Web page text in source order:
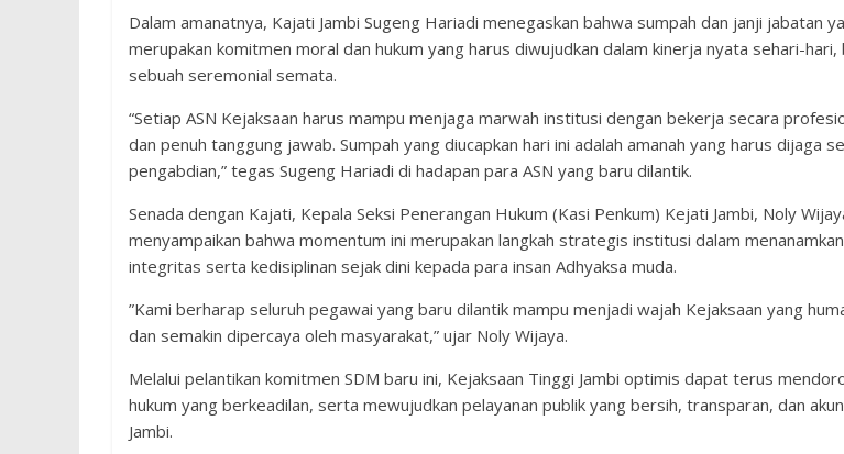
​Dalam amanatnya, Kajati Jambi Sugeng Hariadi menegaskan bahwa sumpah dan janji jabatan
merupakan komitmen moral dan hukum yang harus diwujudkan dalam kinerja nyata sehari-hari,
sebuah seremonial semata.
​“Setiap ASN Kejaksaan harus mampu menjaga marwah institusi dengan bekerja secara
dan penuh tanggung jawab. Sumpah yang diucapkan hari ini adalah amanah yang harus dijaga
pengabdian,” tegas Sugeng Hariadi di hadapan para ASN yang baru dilantik.
​Senada dengan Kajati, Kepala Seksi Penerangan Hukum (Kasi Penkum) Kejati Jambi, Noly
menyampaikan bahwa momentum ini merupakan langkah strategis institusi dalam
integritas serta kedisiplinan sejak dini kepada para insan Adhyaksa muda.
​”Kami berharap seluruh pegawai yang baru dilantik mampu menjadi wajah Kejaksaan yang
dan semakin dipercaya oleh masyarakat,” ujar Noly Wijaya.
​Melalui pelantikan komitmen SDM baru ini, Kejaksaan Tinggi Jambi optimis dapat terus
hukum yang berkeadilan, serta mewujudkan pelayanan publik yang bersih, transparan, dan
Jambi.